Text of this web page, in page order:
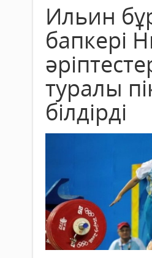
Ильин
бапкері
туралы
білдірді